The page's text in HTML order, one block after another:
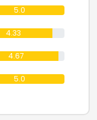
5.0
4.33
4.67
5.0